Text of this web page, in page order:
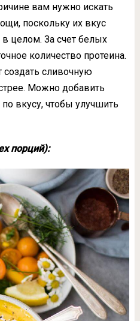
вам нужно искать
поскольку их вкус
в целом. За счет белых
количество протеина.
сливочную
Можно добавить
вкусу, чтобы улучшить
порций):